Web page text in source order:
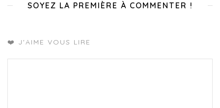
SOYEZ LA PREMIÈRE À COMMENTER !
❤️ J'AIME VOUS LIRE